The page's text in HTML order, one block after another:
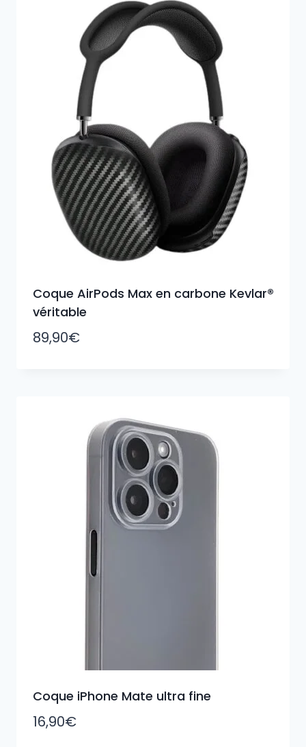
Coque AirPods Max en carbone Kevlar®
véritable
89,90€
Coque iPhone Mate ultra fine
16,90€